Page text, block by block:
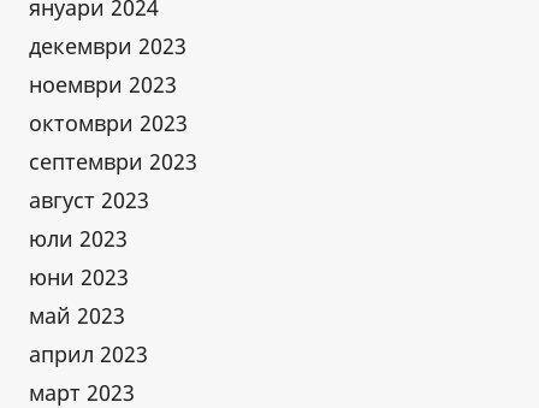
януари 2024
декември 2023
ноември 2023
октомври 2023
септември 2023
август 2023
юли 2023
юни 2023
май 2023
април 2023
март 2023